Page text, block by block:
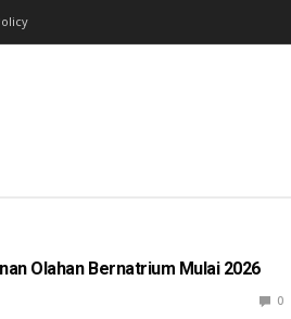
Olahan Bernatrium Mulai 2026
0